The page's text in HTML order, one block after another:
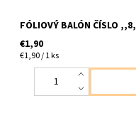
FÓLIOVÝ BALÓN ČÍSLO
€1,90
€1,90 / 1 ks